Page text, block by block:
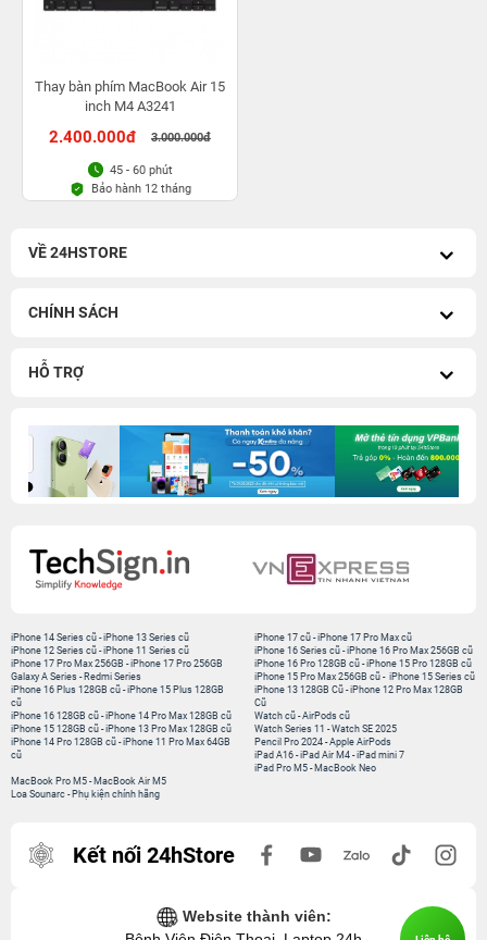
Thay bàn phím MacBook Air 15
inch M4 A3241
2.400.000đ 3.000.000đ
45 - 60 phút
Bảo hành 12 tháng
VỀ 24HSTORE
CHÍNH SÁCH
HỖ TRỢ
iPhone 14 Series cũ -iPhone 13 Series cũ
iPhone 12 Series cũ -iPhone 11 Series cũ
iPhone 17 Pro Max 256GB -iPhone 17 Pro 256GB
Galaxy A Series - Redmi Series
iPhone 17 cũ -iPhone 17 Pro Max cũ
iPhone 16 Series cũ - iPhone 16 Pro Max 256GB cũ
iPhone 16 Pro 128GB cũ -iPhone 15 Pro 128GB cũ
iPhone 15 Pro Max 256GB cũ - iPhone 15 Series cũ
iPhone 16 Plus 128GB cũ -iPhone 15 Plus 128GB
cũ
iPhone 16 128GB cũ -iPhone 14 Pro Max 128GB cũ
iPhone 15 128GB cũ -iPhone 13 Pro Max 128GB cũ
iPhone 14 Pro 128GB cũ -iPhone 11 Pro Max 64GB
cũ
iPhone 13 128GB Cũ -iPhone 12 Pro Max 128GB
Cũ
Watch cũ -AirPods cũ
Watch Series 11 -Watch SE 2025
Pencil Pro 2024 -Apple AirPods
iPad A16 -iPad Air M4 -iPad mini 7
iPad Pro M5 - MacBook Neo
MacBook Pro M5 - MacBook Air M5
Loa Sounarc - Phụ kiện chính hãng
Kết nối 24hStore
Website thành viên: